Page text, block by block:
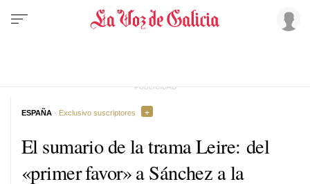
El sumario de la trama Leire: del
«primer favor» a Sánchez a la
ESPAÑA · Exclusivo suscriptores